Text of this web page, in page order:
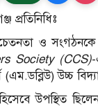
প্রতিনিধিঃ
ও সংগঠনকে
Society (CCS)-
(এম.ডব্লিউ) উচ্চ
উপস্থিত